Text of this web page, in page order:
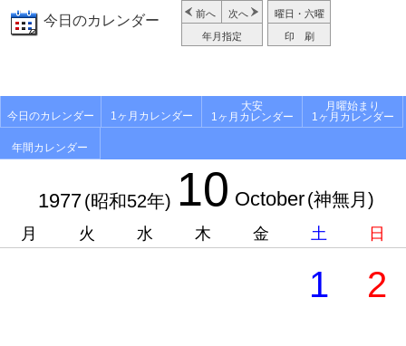
今日のカレンダー 前へ 次へ
年月指定
曜日・六曜
印 刷
今日のカレンダー 1ヶ月カレンダー
大安
1ヶ月カレンダー
月曜始まり
1ヶ月カレンダー
年間カレンダー
1977(昭和52年) 10 October(神無月)
月 火 水 木 金 土 日
1 2